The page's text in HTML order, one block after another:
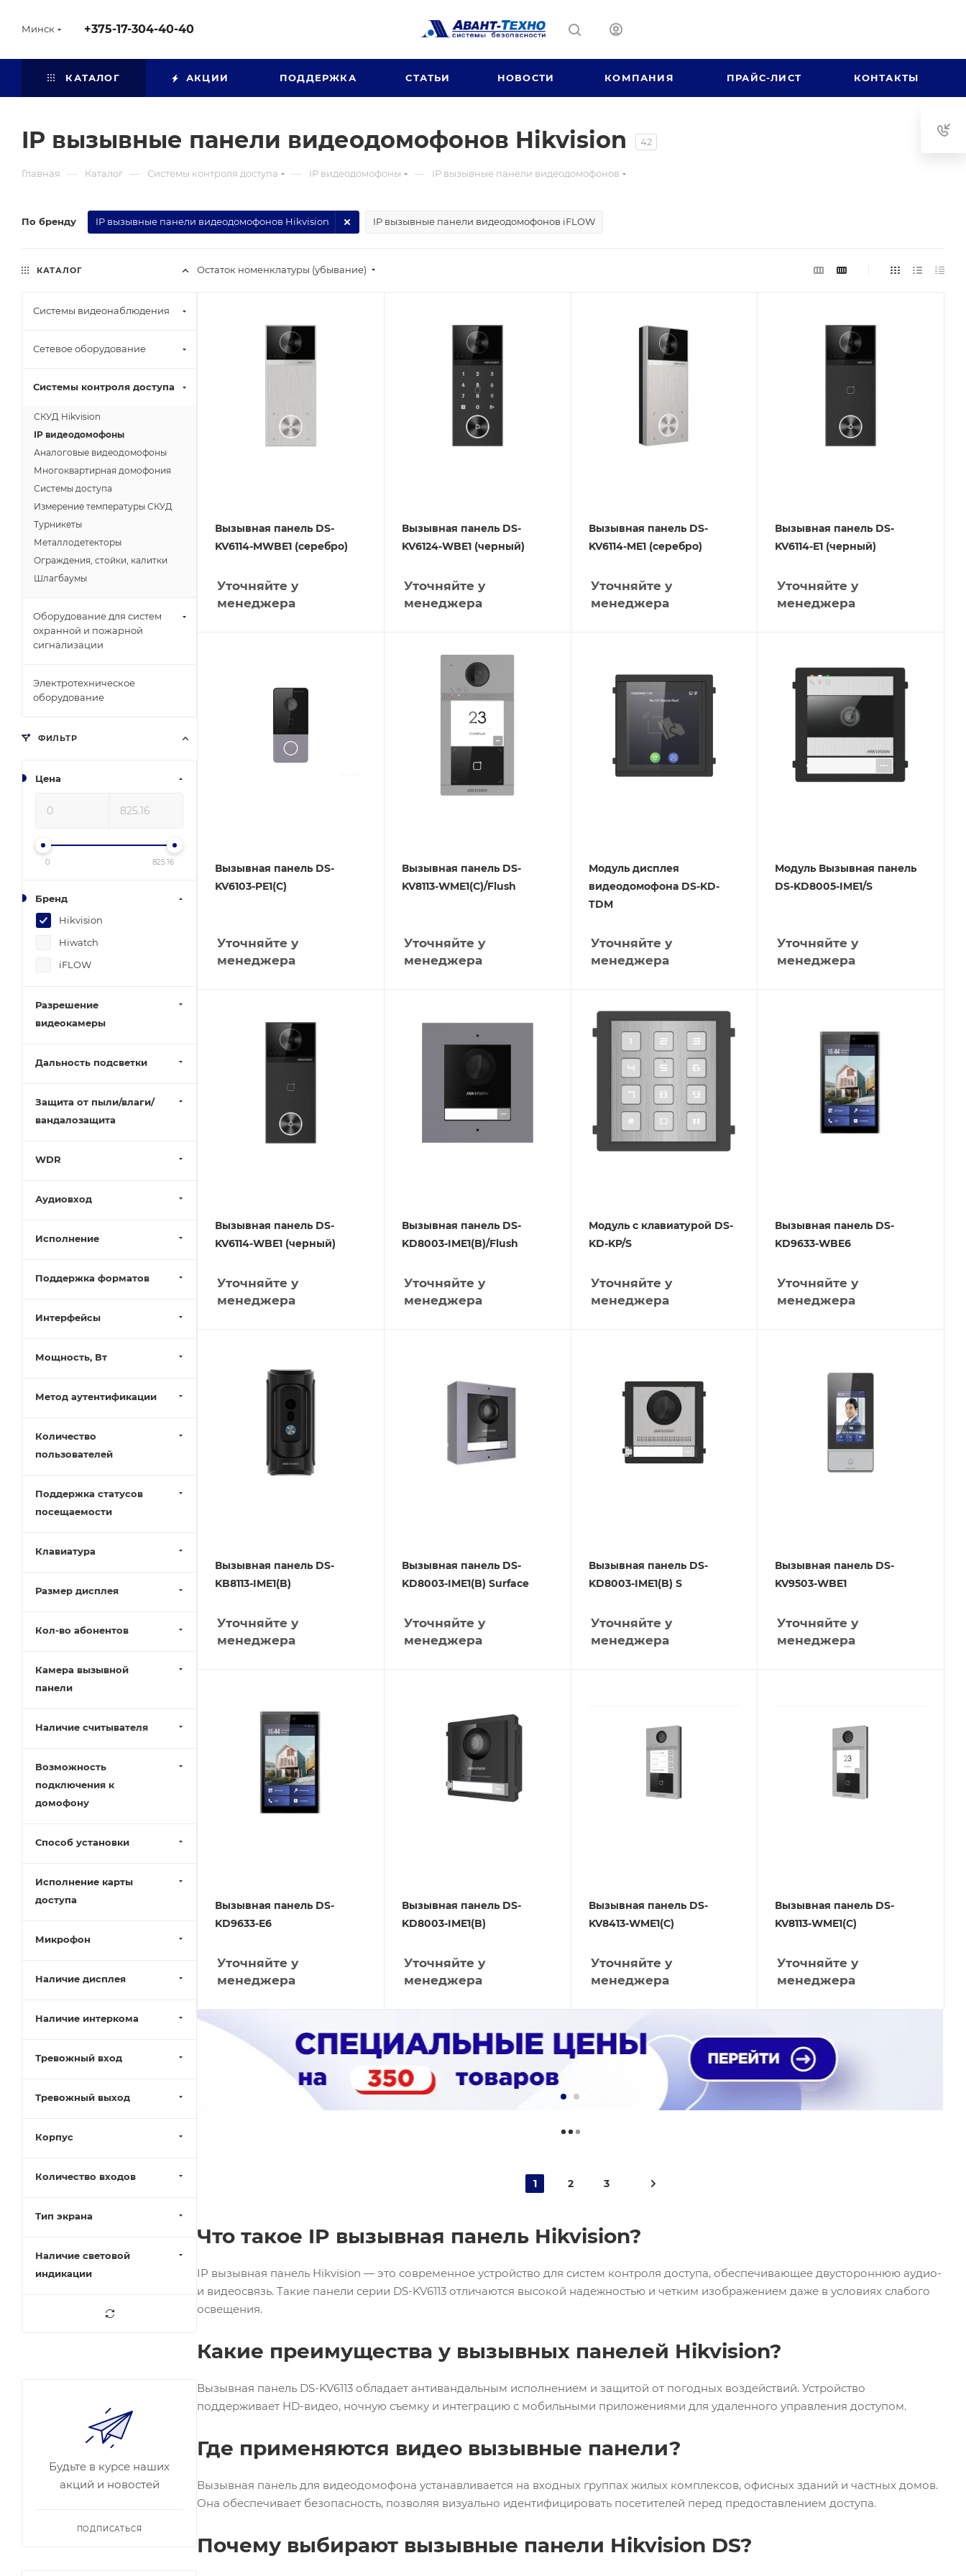
Минск +375-17-304-40-40
КАТАЛОГ АКЦИИ ПОДДЕРЖКА СТАТЬИ НОВОСТИ КОМПАНИЯ ПРАЙС-ЛИСТ КОНТАКТЫ
IP вызывные панели видеодомофонов Hikvision 42
Главная — Каталог — Системы контроля доступа — IP видеодомофоны — IP вызывные панели видеодомофонов
По бренду IP вызывные панели видеодомофонов Hikvision IP вызывные панели видеодомофонов iFLOW
Остаток номенклатуры (убывание)
Вызывная панель DS-
KV6114-MWBE1 (серебро)
Уточняйте у
менеджера
Вызывная панель DS-
KV6124-WBE1 (черный)
Уточняйте у
менеджера
Вызывная панель DS-
KV6114-ME1 (серебро)
Уточняйте у
менеджера
Вызывная панель DS-
KV6114-E1 (черный)
Уточняйте у
менеджера
Вызывная панель DS-
KV6103-PE1(C)
Уточняйте у
менеджера
Вызывная панель DS-
KV8113-WME1(C)/Flush
Уточняйте у
менеджера
Модуль дисплея
видеодомофона DS-KD-
TDM
Уточняйте у
менеджера
Модуль Вызывная панель
DS-KD8005-IME1/S
Уточняйте у
менеджера
Вызывная панель DS-
KV6114-WBE1 (черный)
Уточняйте у
менеджера
Вызывная панель DS-
KD8003-IME1(B)/Flush
Уточняйте у
менеджера
Модуль c клавиатурой DS-
KD-KP/S
Уточняйте у
менеджера
Вызывная панель DS-
KD9633-WBE6
Уточняйте у
менеджера
Вызывная панель DS-
KB8113-IME1(B)
Уточняйте у
менеджера
Вызывная панель DS-
KD8003-IME1(B) Surface
Уточняйте у
менеджера
Вызывная панель DS-
KD8003-IME1(B) S
Уточняйте у
менеджера
Вызывная панель DS-
KV9503-WBE1
Уточняйте у
менеджера
Вызывная панель DS-
KD9633-E6
Уточняйте у
менеджера
Вызывная панель DS-
KD8003-IME1(B)
Уточняйте у
менеджера
Вызывная панель DS-
KV8413-WME1(C)
Уточняйте у
менеджера
Вызывная панель DS-
KV8113-WME1(C)
Уточняйте у
менеджера
1 2 3
Что такое IP вызывная панель Hikvision?
IP вызывная панель Hikvision — это современное устройство для систем контроля доступа, обеспечивающее двустороннюю аудио-
и видеосвязь. Такие панели серии DS-KV6113 отличаются высокой надежностью и четким изображением даже в условиях слабого
освещения.
Какие преимущества у вызывных панелей Hikvision?
Вызывная панель DS-KV6113 обладает антивандальным исполнением и защитой от погодных воздействий. Устройство
поддерживает HD-видео, ночную съемку и интеграцию с мобильными приложениями для удаленного управления доступом.
Где применяются видео вызывные панели?
Вызывная панель для видеодомофона устанавливается на входных группах жилых комплексов, офисных зданий и частных домов.
Она обеспечивает безопасность, позволяя визуально идентифицировать посетителей перед предоставлением доступа.
Почему выбирают вызывные панели Hikvision DS?
КАТАЛОГ
Системы видеонаблюдения
Сетевое оборудование
Системы контроля доступа
СКУД Hikvision
IP видеодомофоны
Аналоговые видеодомофоны
Многоквартирная домофония
Системы доступа
Измерение температуры СКУД
Турникеты
Металлодетекторы
Ограждения, стойки, калитки
Шлагбаумы
Оборудование для систем
охранной и пожарной
сигнализации
Электротехническое
оборудование
ФИЛЬТР
Цена
0 825.16
Бренд
Hikvision
Hiwatch
iFLOW
Разрешение
видеокамеры
Дальность подсветки
Защита от пыли/влаги/
вандалозащита
WDR
Аудиовход
Исполнение
Поддержка форматов
Интерфейсы
Мощность, Вт
Метод аутентификации
Количество
пользователей
Поддержка статусов
посещаемости
Клавиатура
Размер дисплея
Кол-во абонентов
Камера вызывной
панели
Наличие считывателя
Возможность
подключения к
домофону
Способ установки
Исполнение карты
доступа
Микрофон
Наличие дисплея
Наличие интеркома
Тревожный вход
Тревожный выход
Корпус
Количество входов
Тип экрана
Наличие световой
индикации
Будьте в курсе наших
акций и новостей
ПОДПИСАТЬСЯ